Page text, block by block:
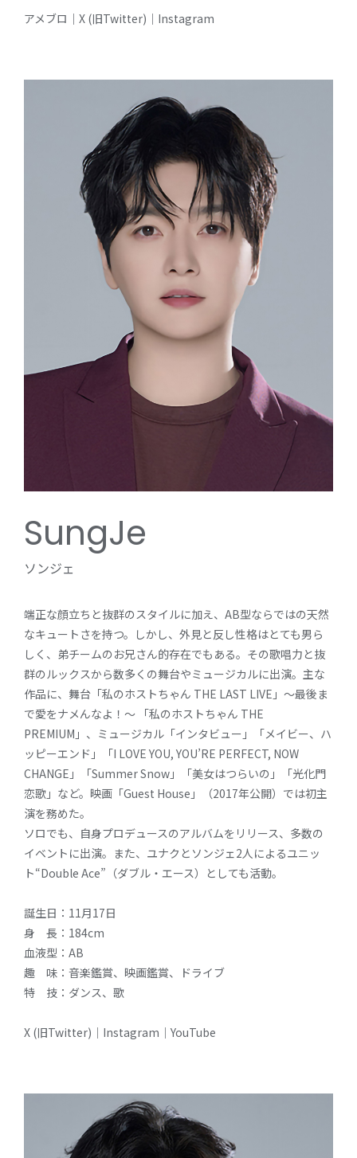
アメブロ ｜ X (旧Twitter) ｜ Instagram
SungJe
ソンジェ
端正な顔立ちと抜群のスタイルに加え、AB型ならではの天然
なキュートさを持つ。しかし、外見と反し性格はとても男ら
しく、弟チームのお兄さん的存在でもある。その歌唱力と抜
群のルックスから数多くの舞台やミュージカルに出演。主な
作品に、舞台「私のホストちゃん THE LAST LIVE」～最後ま
で愛をナメんなよ！～ 「私のホストちゃん THE
PREMIUM」、ミュージカル「インタビュー」「メイビー、ハ
ッピーエンド」「I LOVE YOU, YOU’RE PERFECT, NOW
CHANGE」「Summer Snow」「美女はつらいの」「光化門
恋歌」など。映画「Guest House」（2017年公開）では初主
演を務めた。
ソロでも、自身プロデュースのアルバムをリリース、多数の
イベントに出演。また、ユナクとソンジェ2人によるユニッ
ト“Double Ace”（ダブル・エース）としても活動。
誕生日：11月17日
身 長：184cm
血液型：AB
趣 味：音楽鑑賞、映画鑑賞、ドライブ
特 技：ダンス、歌
X (旧Twitter) ｜ Instagram ｜ YouTube